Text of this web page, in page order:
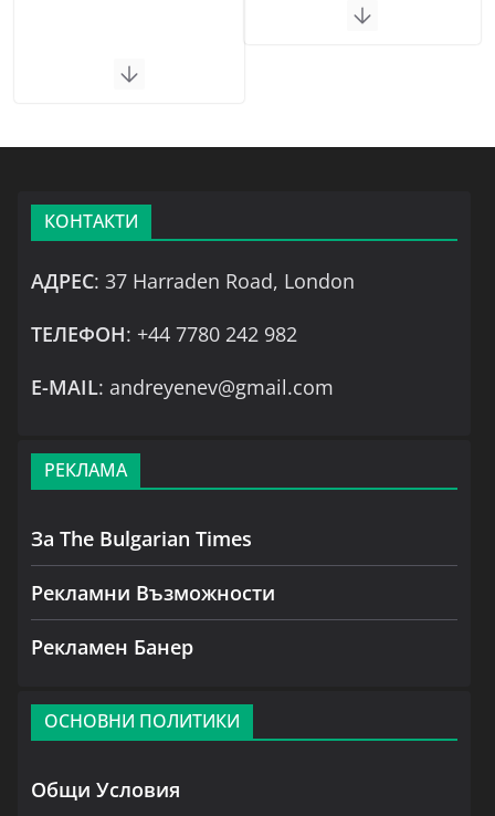
КОНТАКТИ
АДРЕС: 37 Harraden Road, London
ТЕЛЕФОН: +44 7780 242 982
Е-MAIL: andreyenev@gmail.com
РЕКЛАМА
За The Bulgarian Times
Рекламни Възможности
Рекламен Банер
ОСНОВНИ ПОЛИТИКИ
Общи Условия